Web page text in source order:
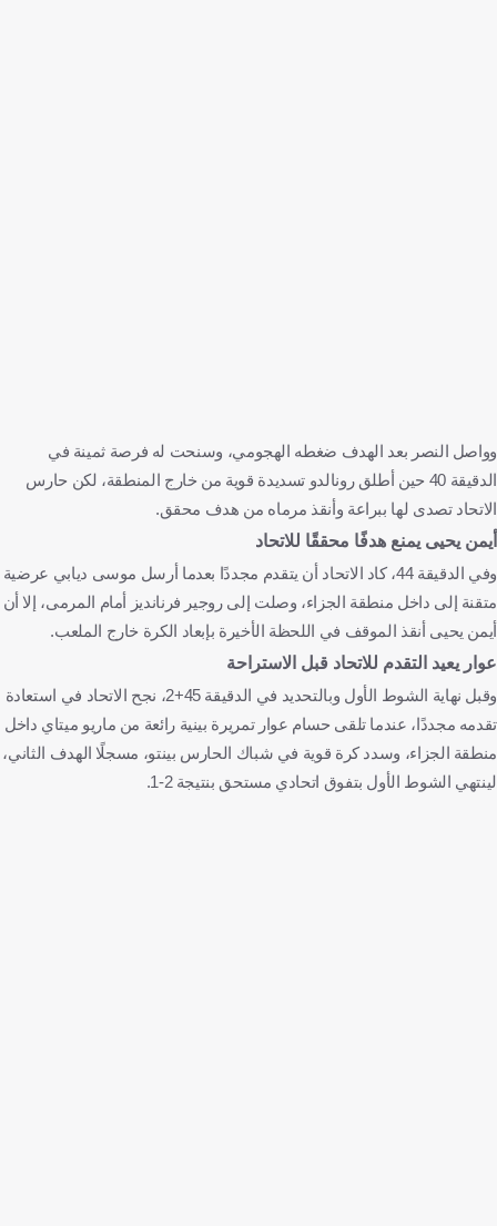
وواصل النصر بعد الهدف ضغطه الهجومي، وسنحت له فرصة ثمينة في
الدقيقة 40 حين أطلق رونالدو تسديدة قوية من خارج المنطقة، لكن حارس
الاتحاد تصدى لها ببراعة وأنقذ مرماه من هدف محقق.
أيمن يحيى يمنع هدفًا محققًا للاتحاد
وفي الدقيقة 44، كاد الاتحاد أن يتقدم مجددًا بعدما أرسل موسى ديابي عرضية
متقنة إلى داخل منطقة الجزاء، وصلت إلى روجير فرنانديز أمام المرمى، إلا أن
أيمن يحيى أنقذ الموقف في اللحظة الأخيرة بإبعاد الكرة خارج الملعب.
عوار يعيد التقدم للاتحاد قبل الاستراحة
وقبل نهاية الشوط الأول وبالتحديد في الدقيقة 45+2، نجح الاتحاد في استعادة
تقدمه مجددًا، عندما تلقى حسام عوار تمريرة بينية رائعة من ماريو ميتاي داخل
منطقة الجزاء، وسدد كرة قوية في شباك الحارس بينتو، مسجلًا الهدف الثاني،
لينتهي الشوط الأول بتفوق اتحادي مستحق بنتيجة 2-1.